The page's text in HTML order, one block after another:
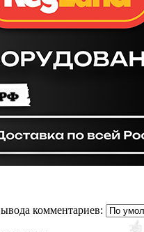
комментариев: